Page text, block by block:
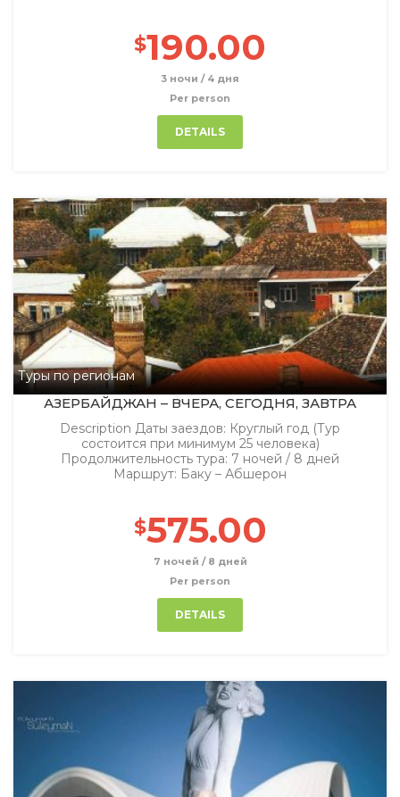
$190.00
3 ночи / 4 дня
Per person
DETAILS
Туры по регионам
АЗЕРБАЙДЖАН – ВЧЕРА, СЕГОДНЯ, ЗАВТРА
Description Даты заездов: Круглый год (Тур
состоится при минимум 25 человека)
Продолжительность тура: 7 ночей / 8 дней
Маршрут: Баку – Абшерон
$575.00
7 ночей / 8 дней
Per person
DETAILS